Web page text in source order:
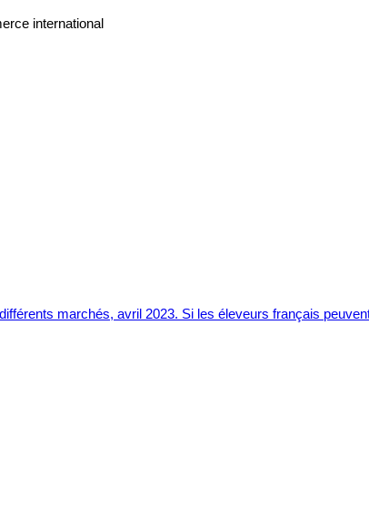
international
marchés, avril 2023. Si les éleveurs français